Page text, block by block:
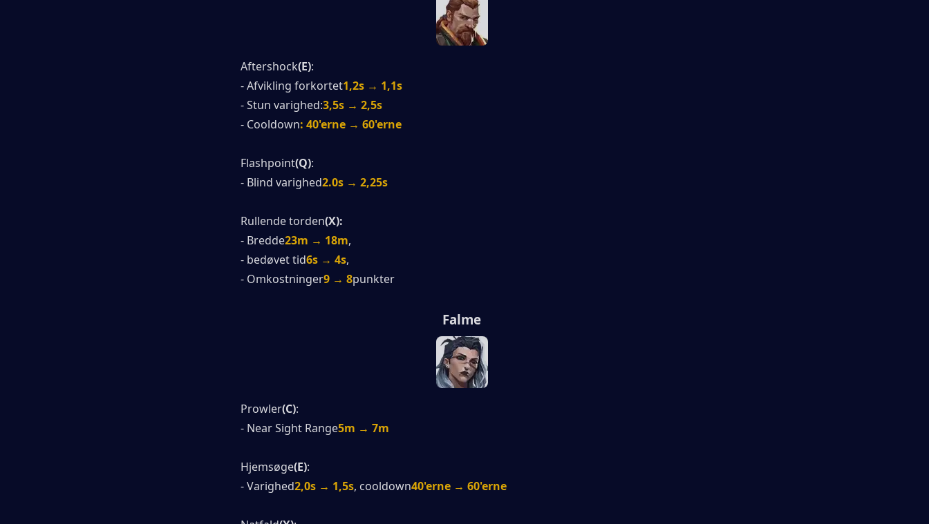
Aftershock(E):
- Afvikling forkortet1,2s → 1,1s
- Stun varighed:3,5s → 2,5s
- Cooldown: 40'erne → 60'erne
Flashpoint(Q):
- Blind varighed2.0s → 2,25s
Rullende torden(X):
- Bredde23m → 18m,
- bedøvet tid6s → 4s,
- Omkostninger9 → 8punkter
Falme
Prowler(C):
- Near Sight Range5m → 7m
Hjemsøge(E):
- Varighed2,0s → 1,5s, cooldown40'erne → 60'erne